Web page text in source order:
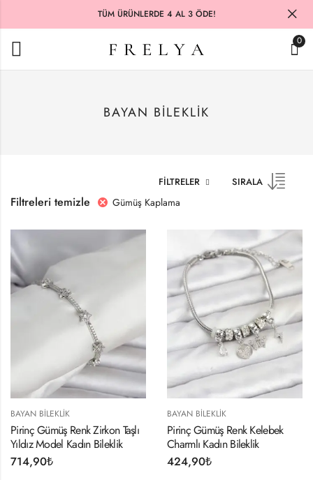
TÜM ÜRÜNLERDE 4 AL 3 ÖDE!
0
BAYAN BILEKLIK
FILTRELER SIRALA
Filtreleri temizle Gümüş Kaplama
BAYAN BILEKLIK
Pirinç Gümüş Renk Zirkon Taşlı
Yıldız Model Kadın Bileklik
714,90₺
BAYAN BILEKLIK
Pirinç Gümüş Renk Kelebek
Charmlı Kadın Bileklik
424,90₺